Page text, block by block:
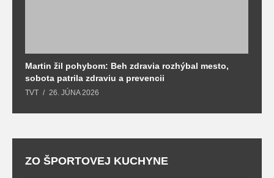
Martin žil pohybom: Beh zdravia rozhýbal mesto,
sobota patrila zdraviu a prevencii
TVT 26. JÚNA 2026
ZO ŠPORTOVEJ KUCHYNE